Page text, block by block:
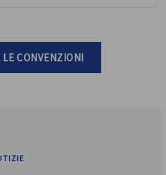
CONVENZIONI